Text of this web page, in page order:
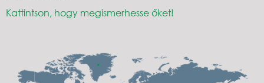
Kattintson, hogy megismerhesse őket!